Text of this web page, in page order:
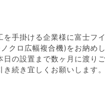
を手掛ける企業様に富士フ
クロ広幅複合機)をお納めし
日の設置まで数ヶ月に渡り
き続き宜しくお願いします。